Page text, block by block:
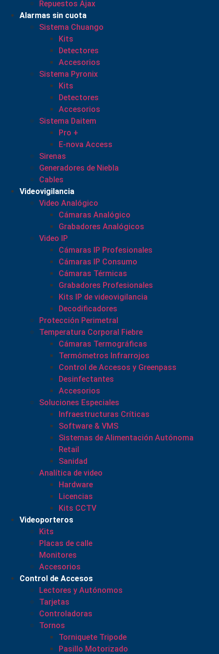
Repuestos Ajax
Alarmas sin cuota
Sistema Chuango
Kits
Detectores
Accesorios
Sistema Pyronix
Kits
Detectores
Accesorios
Sistema Daitem
Pro +
E-nova Access
Sirenas
Generadores de Niebla
Cables
Videovigilancia
Video Analógico
Cámaras Analógico
Grabadores Analógicos
Video IP
Cámaras IP Profesionales
Cámaras IP Consumo
Cámaras Térmicas
Grabadores Profesionales
Kits IP de videovigilancia
Decodificadores
Protección Perimetral
Temperatura Corporal Fiebre
Cámaras Termográficas
Termómetros Infrarrojos
Control de Accesos y Greenpass
Desinfectantes
Accesorios
Soluciones Especiales
Infraestructuras Críticas
Software & VMS
Sistemas de Alimentación Autónoma
Retail
Sanidad
Analítica de video
Hardware
Licencias
Kits CCTV
Videoporteros
Kits
Placas de calle
Monitores
Accesorios
Control de Accesos
Lectores y Autónomos
Tarjetas
Controladoras
Tornos
Torniquete Tripode
Pasillo Motorizado